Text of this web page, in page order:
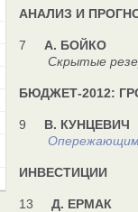
АНАЛИЗ И
7 А. БОЙКО
Скрытые
БЮДЖЕТ-2012:
9 В. КУНЦЕВИЧ
ИНВЕСТИЦИИ
13 Д. ЕРМАК